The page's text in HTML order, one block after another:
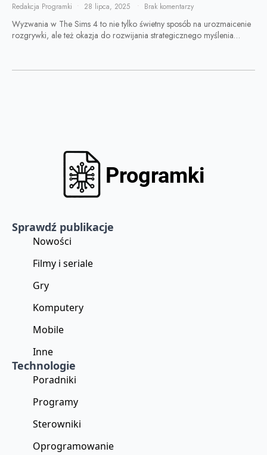
Redakcja Programki 28 lipca, 2025 Brak komentarzy
Wyzwania w The Sims 4 to nie tylko świetny sposób na urozmaicenie
rozgrywki, ale też okazja do rozwijania strategicznego myślenia…
Sprawdź publikacje
Nowości
Filmy i seriale
Gry
Komputery
Mobile
Inne
Technologie
Poradniki
Programy
Sterowniki
Oprogramowanie